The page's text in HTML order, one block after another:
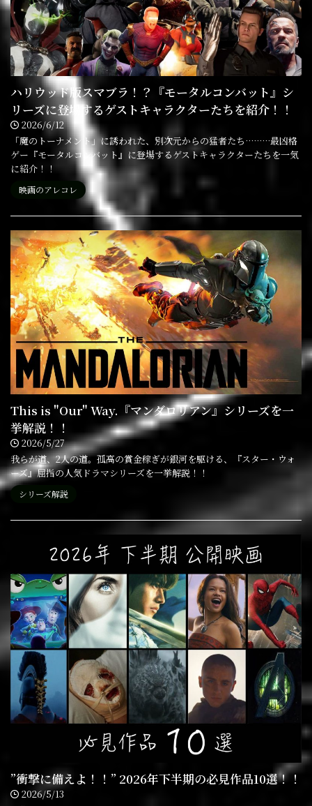
ハリウッド版スマブラ！？『モータルコンバット』シ
リーズに登場するゲストキャラクターたちを紹介！！
2026/6/12
「魔のトーナメント」に誘われた、別次元からの猛者たち………最凶格
ゲー『モータルコンバット』に登場するゲストキャラクターたちを一気
に紹介！！
映画のアレコレ
This is "Our" Way.『マンダロリアン』シリーズを一
挙解説！！
2026/5/27
我らが道、2人の道。孤高の賞金稼ぎが銀河を駆ける、『スター・ウォ
ーズ』屈指の人気ドラマシリーズを一挙解説！！
シリーズ解説
”衝撃に備えよ！！” 2026年下半期の必見作品10選！！
2026/5/13